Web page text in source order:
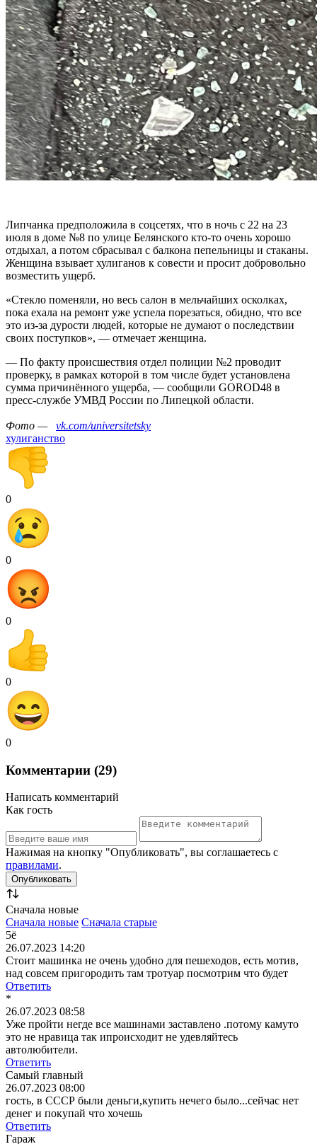
Липчанка предположила в соцсетях, что в ночь с 22 на 23
июля в доме №8 по улице Белянского кто-то очень хорошо
отдыхал, а потом сбрасывал с балкона пепельницы и стаканы.
Женщина взывает хулиганов к совести и просит добровольно
возместить ущерб.
«Стекло поменяли, но весь салон в мельчайших осколках,
пока ехала на ремонт уже успела порезаться, обидно, что все
это из-за дурости людей, которые не думают о последствии
своих поступков», — отмечает женщина.
— По факту происшествия отдел полиции №2 проводит
проверку, в рамках которой в том числе будет установлена
сумма причинённого ущерба, — сообщили GOROD48 в
пресс-службе УМВД России по Липецкой области.
Фото — vk.com/universitetsky
хулиганство
0
0
0
0
0
Комментарии (29)
Написать комментарий
Как гость
Нажимая на кнопку "Опубликовать", вы соглашаетесь с
правилами.
Сначала новые
Сначала новые Сначала старые
5ё
26.07.2023 14:20
Стоит машинка не очень удобно для пешеходов, есть мотив,
над совсем пригородить там тротуар посмотрим что будет
Ответить
*
26.07.2023 08:58
Уже пройти негде все машинами заставлено .потому камуто
это не нравица так ипроисходит не удевляйтесь
автолюбители.
Ответить
Самый главный
26.07.2023 08:00
гость, в СССР были деньги,купить нечего было...сейчас нет
денег и покупай что хочешь
Ответить
Гараж